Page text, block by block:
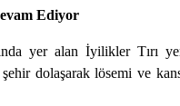
Ediyor
yer alan İyilikler Tırı
dolaşarak lösemi ve